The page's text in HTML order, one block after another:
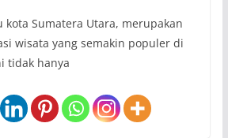
kota Sumatera Utara, merupakan
wisata yang semakin populer di
tidak hanya